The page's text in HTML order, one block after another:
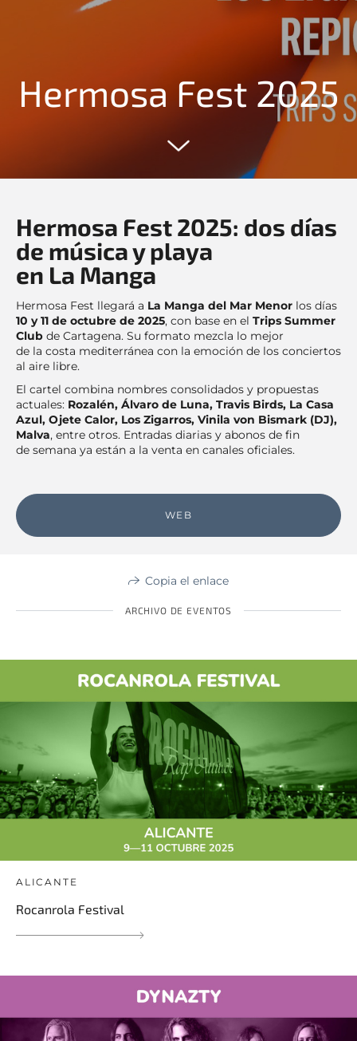
Hermosa Fest 2025
Hermosa Fest 2025: dos días
de música y playa
en La Manga
Hermosa Fest llegará a La Manga del Mar Menor los días
10 y 11 de octubre de 2025, con base en el Trips Summer
Club de Cartagena. Su formato mezcla lo mejor
de la costa mediterránea con la emoción de los conciertos
al aire libre.
El cartel combina nombres consolidados y propuestas
actuales: Rozalén, Álvaro de Luna, Travis Birds, La Casa
Azul, Ojete Calor, Los Zigarros, Vinila von Bismark (DJ),
Malva, entre otros. Entradas diarias y abonos de fin
de semana ya están a la venta en canales oficiales.
WEB
Copia el enlace
ARCHIVO DE EVENTOS
ALICANTE
Rocanrola Festival